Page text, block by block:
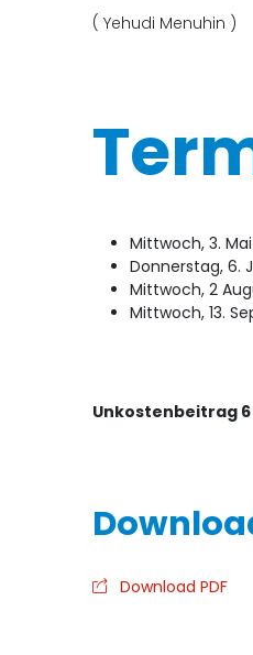
( Yehudi Menuhin )
Mittwoch, 3. Mai
Donnerstag, 6.
Mittwoch, 2
Mittwoch, 13.
Unkostenbeitrag
Download PDF